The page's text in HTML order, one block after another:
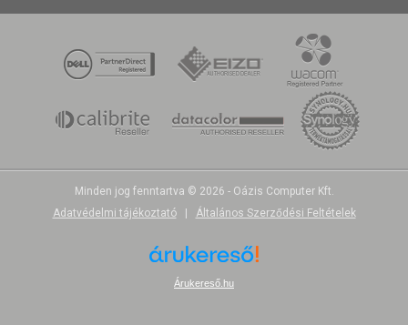
Minden jog fenntartva © 2026 - Oázis Computer Kft.
Adatvédelmi tájékoztató
Általános Szerződési Feltételek
Árukereső.hu